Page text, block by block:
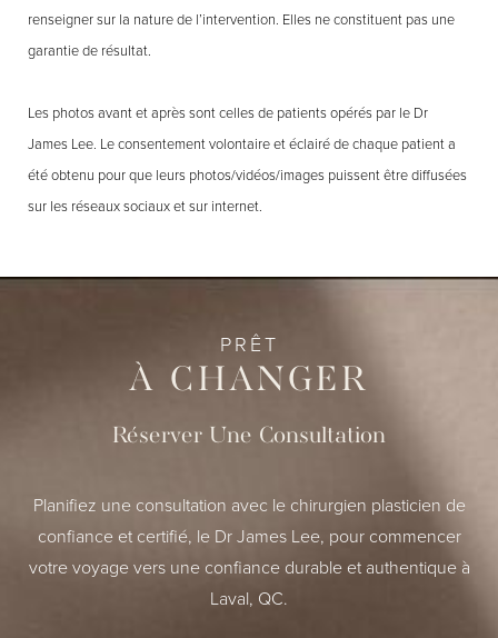
renseigner sur la nature de l’intervention. Elles ne constituent pas une
garantie de résultat.
Les photos avant et après sont celles de patients opérés par le Dr
James Lee. Le consentement volontaire et éclairé de chaque patient a
été obtenu pour que leurs photos/vidéos/images puissent être diffusées
sur les réseaux sociaux et sur internet.
PRÊT
À CHANGER
Réserver Une Consultation
Planifiez une consultation avec le chirurgien plasticien de
confiance et certifié, le Dr James Lee, pour commencer
votre voyage vers une confiance durable et authentique à
Laval, QC.